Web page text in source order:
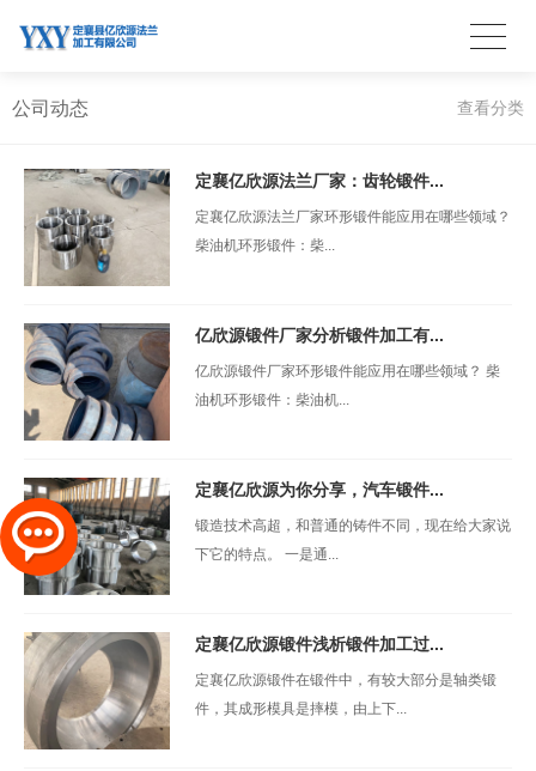
公司动态 查看分类
定襄亿欣源法兰厂家：齿轮锻件...
定襄亿欣源法兰厂家环形锻件能应用在哪些领域？
柴油机环形锻件：柴...
亿欣源锻件厂家分析锻件加工有...
亿欣源锻件厂家环形锻件能应用在哪些领域？ 柴
油机环形锻件：柴油机...
定襄亿欣源为你分享，汽车锻件...
锻造技术高超，和普通的铸件不同，现在给大家说
下它的特点。 一是通...
定襄亿欣源锻件浅析锻件加工过...
定襄亿欣源锻件在锻件中，有较大部分是轴类锻
件，其成形模具是摔模，由上下...